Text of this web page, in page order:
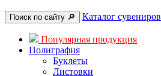
Поиск по сайту 🔎︎ Каталог сувениров
Популярная продукция
Полиграфия
Буклеты
Листовки